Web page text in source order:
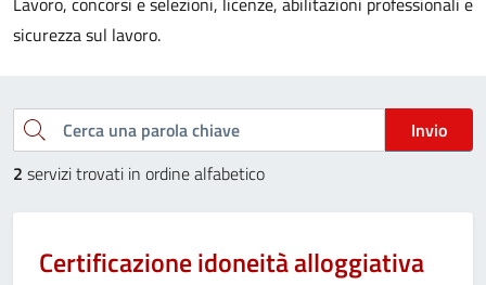
sicurezza sul lavoro.
Esplora tutti i servizi
Cerca una parola chiave
Invio
2 servizi trovati in ordine alfabetico
Certificazione idoneità alloggiativa